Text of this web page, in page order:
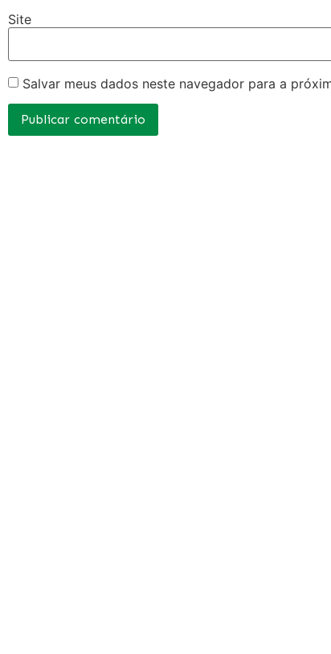
Site
Salvar meus dados neste navegador para a